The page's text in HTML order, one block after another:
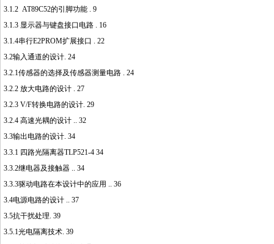
3.1.2 AT89C52的引脚功能 . 9
3.1.3 显示器与键盘接口电路 . 16
3.1.4串行E2PROM扩展接口 . 22
3.2输入通道的设计. 24
3.2.1传感器的选择及传感器测量电路 . 24
3.2.2 放大电路的设计 . 27
3.2.3 V/F转换电路的设计. 29
3.2.4 高速光耦的设计 .. 32
3.3输出电路的设计. 34
3.3.1 四路光隔离器TLP521-4 34
3.3.2继电器及接触器 .. 34
3.3.3驱动电路在本设计中的应用 .. 36
3.4电源电路的设计 .. 37
3.5抗干扰处理. 39
3.5.1光电隔离技术. 39